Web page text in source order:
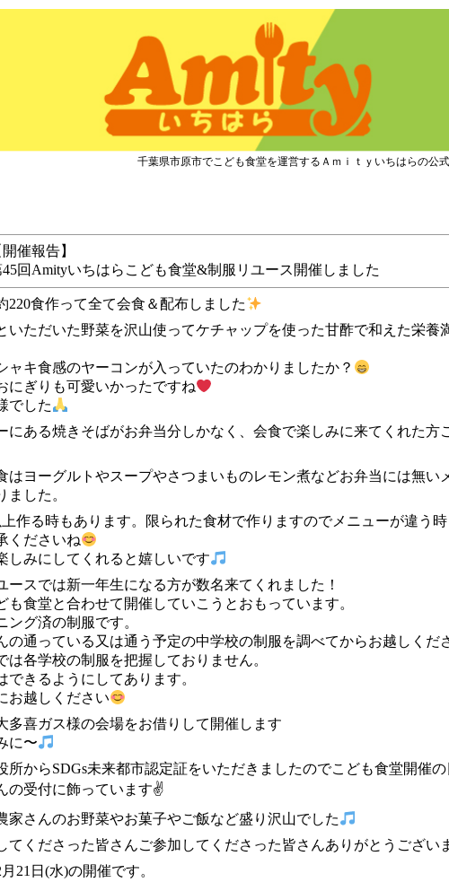
千葉県市原市でこども食堂を運営するＡｍｉｔｙいちはらの公
開催報告】
45回Amityいちはらこども食堂&制服リユース開催しました
220食作って全て会食＆配布しました
いただいた野菜を沢山使ってケチャップを使った甘酢で和えた栄養
ャキ食感のヤーコンが入っていたのわかりましたか？
にぎりも可愛いかったですね
でした
にある焼きそばがお弁当分しかなく、会食で楽しみに来てくれた方
はヨーグルトやスープやさつまいものレモン煮などお弁当には無い
ました。
上作る時もあります。限られた食材で作りますのでメニューが違う
くださいね
しみにしてくれると嬉しいです
ースでは新一年生になる方が数名来てくれました！
も食堂と合わせて開催していこうとおもっています。
ング済の制服です。
の通っている又は通う予定の中学校の制服を調べてからお越しくだ
は各学校の制服を把握しておりません。
できるようにしてあります。
お越しください
多喜ガス様の会場をお借りして開催します
に〜
所からSDGs未来都市認定証をいただきましたのでこども食堂開催
の受付に飾っています✌️
家さんのお野菜やお菓子やご飯など盛り沢山でした
てくださった皆さんご参加してくださった皆さんありがとうござい
21日(水)の開催です。